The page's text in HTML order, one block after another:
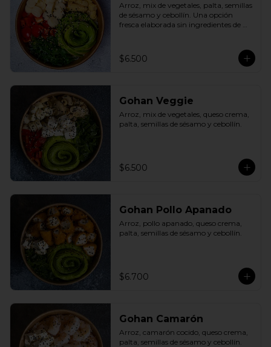
Arroz, mix de vegetales, palta, semillas
de sésamo y cebollín. Una opción
fresca elaborada sin ingredientes de
$6.500
Gohan Veggie
Arroz, mix de vegetales, queso crema,
palta, semillas de sésamo y cebollín.
$6.500
Gohan Pollo Apanado
Arroz, pollo apanado, queso crema,
palta, semillas de sésamo y cebollín.
$6.700
Gohan Camarón
Arroz, camarón cocido, queso crema,
palta, semillas de sésamo y cebollín.